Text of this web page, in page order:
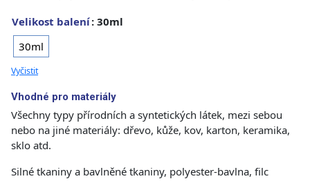
Velikost balení: 30ml
30ml
Vyčistit
Vhodné pro materiály
Všechny typy přírodních a syntetických látek, mezi sebou
nebo na jiné materiály: dřevo, kůže, kov, karton, keramika,
sklo atd.
Silné tkaniny a bavlněné tkaniny, polyester-bavlna, filc